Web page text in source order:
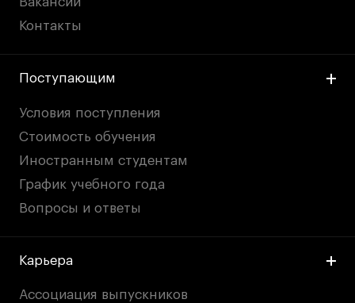
Контакты
Поступающим
Условия поступления
Стоимость обучения
Иностранным студентам
График учебного года
Вопросы и ответы
Карьера
Ассоциация выпускников